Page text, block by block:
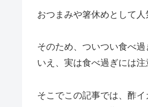
おつまみや箸休めとして
そのため、ついつい食べ
いえ、実は食べ過ぎには注
そこでこの記事では、酢